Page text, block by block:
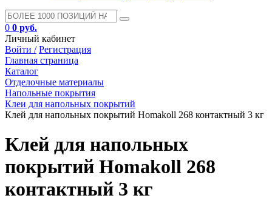
0 0 руб.
Личный кабинет
Войти / Регистрация
Главная страница
Каталог
Отделочные материалы
Напольные покрытия
Клеи для напольных покрытий
Клей для напольных покрытий Homakoll 268 контактный 3 кг
Клей для напольных
покрытий Homakoll 268
контактный 3 кг